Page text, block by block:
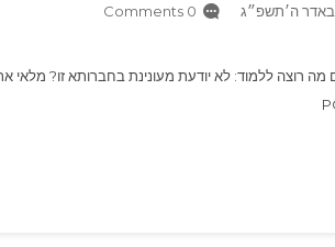
באדר ה׳תשפ״ג 0 Comments
מה רוצה ללמוד: לא יודעת מעונינת בחברותא זו? מלאי